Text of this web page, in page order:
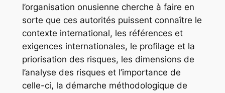
l’organisation onusienne cherche à faire en
sorte que ces autorités puissent connaître le
contexte international, les références et
exigences internationales, le profilage et la
priorisation des risques, les dimensions de
l’analyse des risques et l’importance de
celle-ci, la démarche méthodologique de